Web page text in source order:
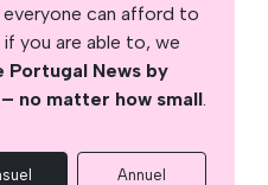
can afford to
you are able to, we
Portugal News by
no matter how small
Annuel